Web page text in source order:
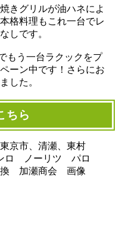
きグリルが油ハネによ
格料理もこれ一台でレ
しです。
もう一台ラクックをプ
ーン中です！さらにお
した。
ちら